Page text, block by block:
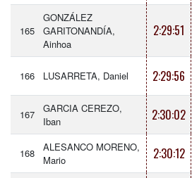
165
GONZÁLEZ
GARITONANDÍA,
Ainhoa
2:29:51
166 LUSARRETA, Daniel 2:29:56
167
GARCIA CEREZO,
Iban
2:30:02
168
ALESANCO MORENO,
Mario
2:30:12